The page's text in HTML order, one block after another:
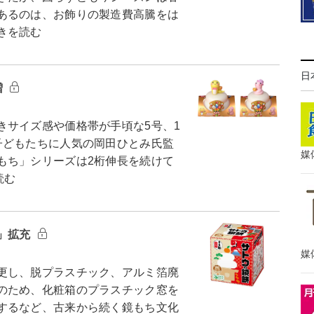
るのは、お飾りの製造費高騰をは
を読む
イズ感や価格帯が手頃な5号、1
もたちに人気の岡田ひとみ氏監
ち」シリーズは2桁伸長を続けて
む
拡充
、脱プラスチック、アルミ箔廃
ため、化粧箱のプラスチック窓を
るなど、古来から続く鏡もち文化
日
媒
媒